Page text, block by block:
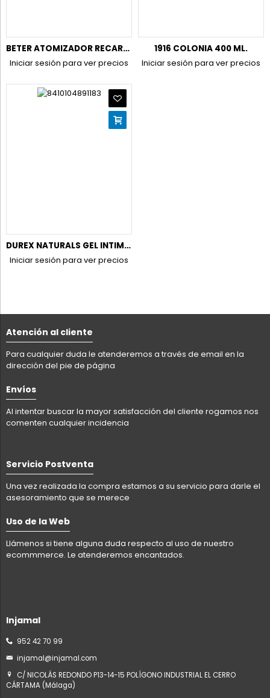
BETER ATOMIZADOR RECARGABLE 5ML (PARA VIAJES)
Iniciar sesión para ver precios
1916 COLONIA 400 ML.
Iniciar sesión para ver precios
DUREX NATURALS GEL INTIMO DUPLO 100ML.50% DTO. 2UDAD.
Iniciar sesión para ver precios
Atención al cliente
Para cualquier duda le atenderemos a través de email en la
dirección del pie de página
Envíos
Al intentar buscar la mayor satisfacción del cliente rogamos nos
comenten cualquier incidencia
Servicio Postventa
Una vez realizada la compra estamos a su servicio para darle el
asesoramiento que se merece
Uso de la Web
Llámenos si tiene alguna duda respecto al uso de nuestro
ecommmerce. Le atenderemos encantados.
Injamal
952 42 70 99
injamal@injamal.com
C/ NICOLÁS REDONDO P13-14-15 POLÍGONO INDUSTRIAL EL CERRO
CÁRTAMA (Málaga)